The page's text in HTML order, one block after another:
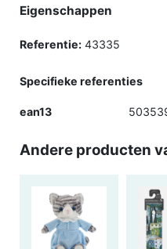
Eigenschappen
Referentie: 43335
Specifieke referenties
ean13
Andere producten